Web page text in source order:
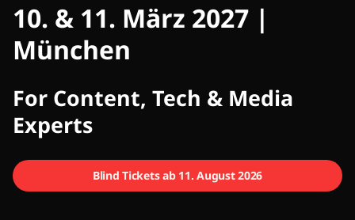
CMCX
10. & 11. März 2027 |
München
For Content, Tech & Media
Experts
Blind Tickets ab 11. August 2026